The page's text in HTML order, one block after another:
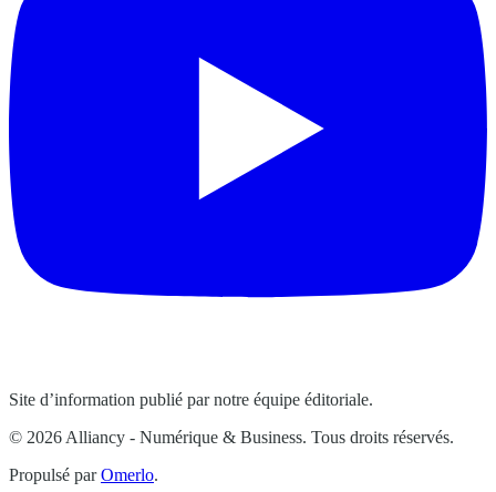
Site d’information publié par notre équipe éditoriale.
© 2026 Alliancy - Numérique & Business. Tous droits réservés.
Propulsé parOmerlo.